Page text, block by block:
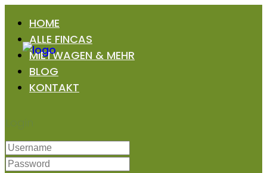
HOME
ALLE FINCAS
MIETWAGEN & MEHR
BLOG
KONTAKT
Login